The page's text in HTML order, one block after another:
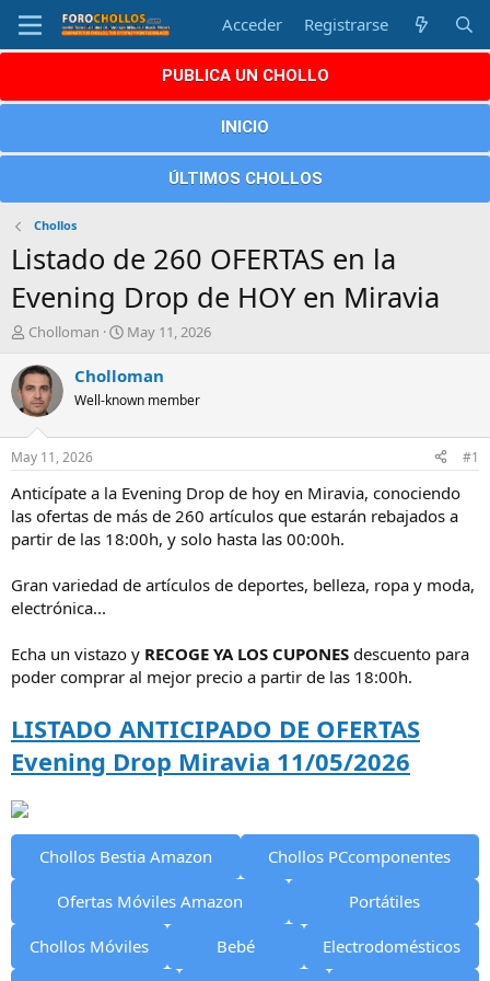
Acceder Registrarse
PUBLICA UN CHOLLO
INICIO
ÚLTIMOS CHOLLOS
Chollos
Listado de 260 OFERTAS en la
Evening Drop de HOY en Miravia
A
t
o
r
Cholloman
F
c
a
i
n
c
i
May 11, 2026
Cholloman
Well-known member
May 11, 2026 #1
Anticípate a la Evening Drop de hoy en Miravia, conociendo
las ofertas de más de 260 artículos que estarán rebajados a
partir de las 18:00h, y solo hasta las 00:00h.
Gran variedad de artículos de deportes, belleza, ropa y moda,
electrónica...
Echa un vistazo y RECOGE YA LOS CUPONES descuento para
poder comprar al mejor precio a partir de las 18:00h.
LISTADO ANTICIPADO DE OFERTAS
Evening Drop Miravia 11/05/2026
Chollos Bestia Amazon Chollos PCcomponentes
Ofertas Móviles Amazon Portátiles
Chollos Móviles Bebé Electrodomésticos